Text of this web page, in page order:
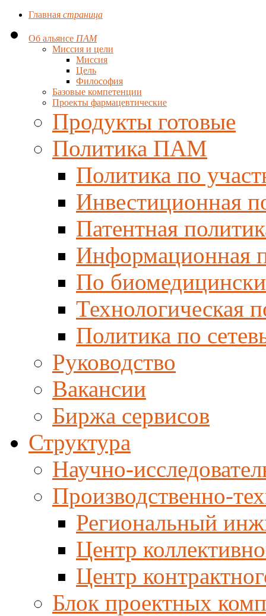
Главная страница
Об альянсе ПАМ
Миссия и цели
Миссия
Цель
Философия
Базовые компетенции
Проекты фармацевтические
Продукты готовые
Политика ПАМ
Политика по
Инвестиционная
Патентная
Информационная
По
Технологическая
Политика по
Руководство
Вакансии
Биржа сервисов
Структура
Научно-
Производственно-
Региональный
Центр
Центр
Блок проектных